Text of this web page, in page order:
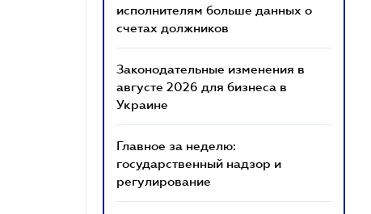
исполнителям больше данных о
счетах должников
Законодательные изменения в
августе 2026 для бизнеса в
Украине
Главное за неделю:
государственный надзор и
регулирование